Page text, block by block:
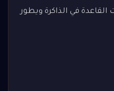
في الذاكرة ويطور